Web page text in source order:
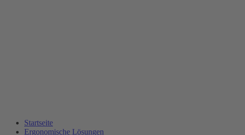
Startseite
Ergonomische Lösungen